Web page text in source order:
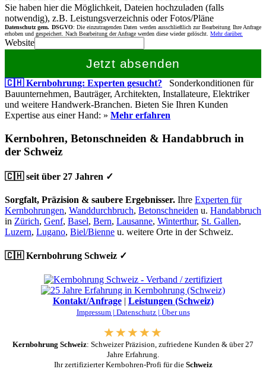
Sie haben hier die Möglichkeit, Dateien hochzuladen (falls
notwendig), z.B. Leistungsverzeichnis oder Fotos/Pläne
Datenschutz gem. DSGVO: Die einzutragenden Daten werden ausschließlich zur Bearbeitung Ihre Anfrage
erhoben und gespeichert. Nach Bearbeitung der Anfrage werden diese wieder gelöscht. Mehr darüber.
Website
Jetzt absenden
🇨🇭 Kernbohrung: Experten gesucht? Sonderkonditionen für
Bauunternehmen, Bauträger, Architekten, Installateure, Elektriker
und weitere Handwerk-Branchen. Bieten Sie Ihren Kunden
Expertise aus einer Hand: » Mehr erfahren
Kernbohren, Betonschneiden & Handabbruch in
der Schweiz
🇨🇭 seit über 27 Jahren ✓
Sorgfalt, Präzision & saubere Ergebnisser. Ihre Experten für
Kernbohrungen, Wanddurchbruch, Betonschneiden u. Handabbruch
in Zürich, Genf, Basel, Bern, Lausanne, Winterthur, St. Gallen,
Luzern, Lugano, Biel/Bienne u. weitere Orte in der Schweiz.
🇨🇭 Kernbohrung Schweiz ✓
Kontakt/Anfrage| Leistungen (Schweiz)
Impressum | Datenschutz | Über uns
Kernbohrung Schweiz: Schweizer Präzision, zufriedene Kunden & über 27
Jahre Erfahrung.
Ihr zertifizierter Kernbohren-Profi für die Schweiz